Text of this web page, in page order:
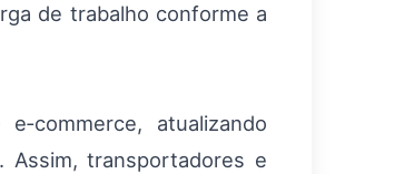
de trabalho conforme a
atualizando
Assim, transportadores e